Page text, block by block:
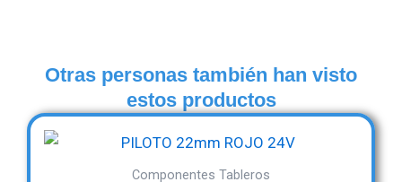
Otras personas también han visto
estos productos
Componentes Tableros